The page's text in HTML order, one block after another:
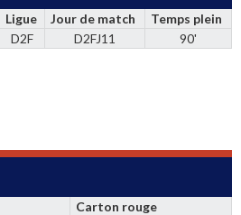
Ligue Jour de match
Temps plein
D2F D2FJ11 90'
Carton rouge